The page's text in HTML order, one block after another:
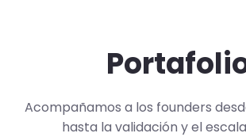
Acompañamos a los founders
hasta la validación y el